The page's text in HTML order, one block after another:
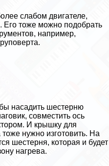
слабом двигателе,
Его тоже можно подобрать
например,
насадить шестерню
совместить ось
И крышку для
нужно изготовить. На
шестерня, которая и будет
нагрева.